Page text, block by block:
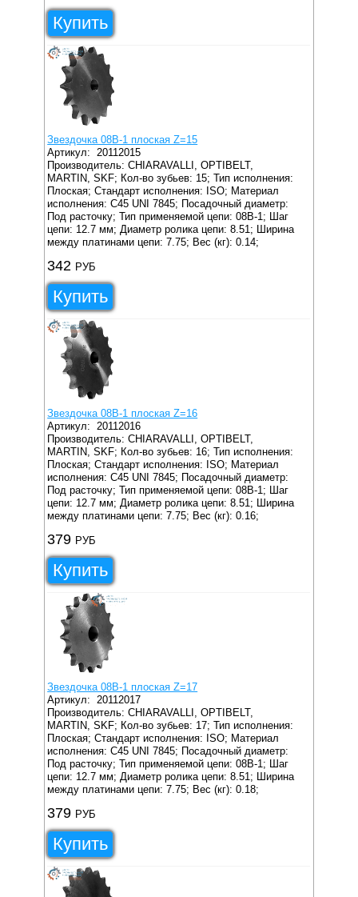
Купить
Звездочка 08B-1 плоская Z=15
Артикул: 20112015
Производитель: CHIARAVALLI, OPTIBELT,
MARTIN, SKF; Кол-во зубьев: 15; Тип исполнения:
Плоская; Стандарт исполнения: ISO; Материал
исполнения: C45 UNI 7845; Посадочный диаметр:
Под расточку; Тип применяемой цепи: 08B-1;
Шаг
цепи: 12.7 мм; Диаметр ролика цепи: 8.51;
Ширина
между платинами цепи: 7.75; Вес (кг): 0.14;
342 РУБ
Купить
Звездочка 08B-1 плоская Z=16
Артикул: 20112016
Производитель: CHIARAVALLI, OPTIBELT,
MARTIN, SKF; Кол-во зубьев: 16; Тип исполнения:
Плоская; Стандарт исполнения: ISO; Материал
исполнения: C45 UNI 7845; Посадочный диаметр:
Под расточку; Тип применяемой цепи: 08B-1;
Шаг
цепи: 12.7 мм; Диаметр ролика цепи: 8.51;
Ширина
между платинами цепи: 7.75; Вес (кг): 0.16;
379 РУБ
Купить
Звездочка 08B-1 плоская Z=17
Артикул: 20112017
Производитель: CHIARAVALLI, OPTIBELT,
MARTIN, SKF; Кол-во зубьев: 17; Тип исполнения:
Плоская; Стандарт исполнения: ISO; Материал
исполнения: C45 UNI 7845; Посадочный диаметр:
Под расточку; Тип применяемой цепи: 08B-1;
Шаг
цепи: 12.7 мм; Диаметр ролика цепи: 8.51;
Ширина
между платинами цепи: 7.75; Вес (кг): 0.18;
379 РУБ
Купить